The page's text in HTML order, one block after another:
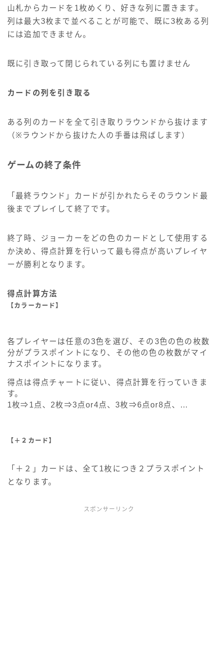
山札からカードを1枚めくり、好きな列に置きます。
列は最大3枚まで並べることが可能で、既に3枚ある列
には追加できません。
既に引き取って閉じられている列にも置けません
カードの列を引き取る
ある列のカードを全て引き取りラウンドから抜けます
（※ラウンドから抜けた人の手番は飛ばします）
ゲームの終了条件
「最終ラウンド」カードが引かれたらそのラウンド最
後までプレイして終了です。
終了時、ジョーカーをどの色のカードとして使用する
か決め、得点計算を行いって最も得点が高いプレイヤ
ーが勝利となります。
得点計算方法
【カラーカード】
各プレイヤーは任意の3色を選び、その3色の色の枚数
分がプラスポイントになり、その他の色の枚数がマイ
ナスポイントになります。
得点は得点チャートに従い、得点計算を行っていきま
す。
1枚⇒1点、2枚⇒3点or4点、3枚⇒6点or8点、…
【＋２カード】
「＋２」カードは、全て1枚につき２プラスポイント
となります。
スポンサーリンク